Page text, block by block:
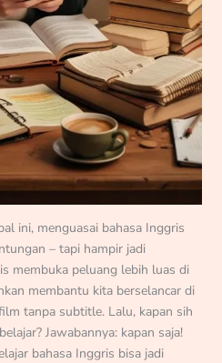
ini, menguasai bahasa Inggris
– tapi hampir jadi
membuka peluang lebih luas di
membantu kita berselancar di
tanpa subtitle. Lalu, kapan sih
Jawabannya: kapan saja!
bahasa Inggris bisa jadi